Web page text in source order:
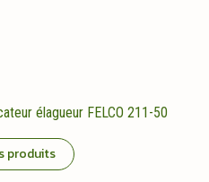
élagueur FELCO 211-50
produits